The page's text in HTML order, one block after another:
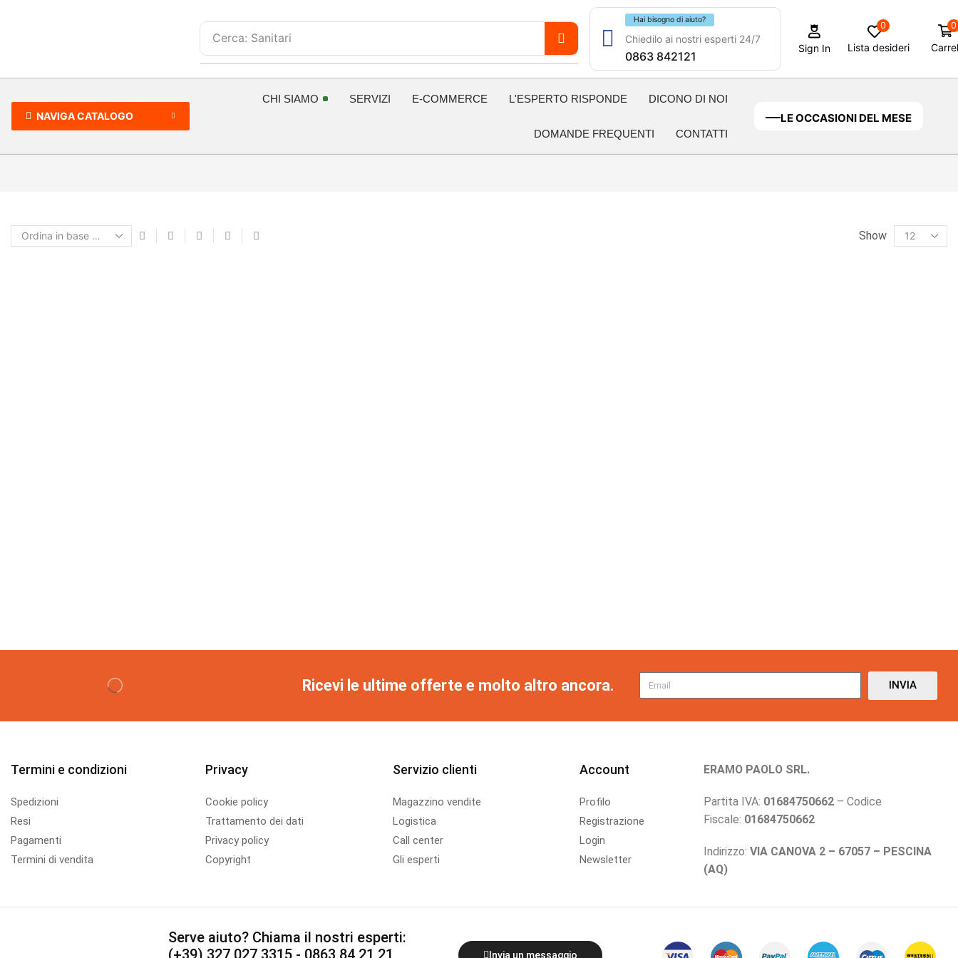
Cerca: Sanitari
Hai bisogno di aiuto?
Chiedilo ai nostri esperti 24/7
0863 842121
Sign In
0
Lista desideri
0
NAVIGA CATALOGO
CHI SIAMO SERVIZI E-COMMERCE L'ESPERTO RISPONDE DICONO DI NOI
DOMANDE FREQUENTI CONTATTI
LE OCCASIONI DEL MESE
Show
Ricevi le ultime offerte e molto altro ancora. INVIA
Termini e condizioni
Spedizioni
Resi
Pagamenti
Termini di vendita
Privacy
Cookie policy
Trattamento dei dati
Privacy policy
Copyright
Servizio clienti
Magazzino vendite
Logistica
Call center
Gli esperti
Account
Profilo
Registrazione
Login
Newsletter
ERAMO PAOLO SRL.
Partita IVA: 01684750662– Codice
Fiscale: 01684750662
Indirizzo: VIA CANOVA 2 – 67057 – PESCINA
(AQ)
Serve aiuto? Chiama il nostri esperti:
(+39) 327 027 3315 - 0863 84 21 21
Invia un messaggio